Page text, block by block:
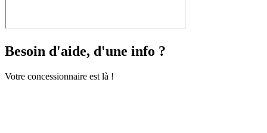
Besoin d'aide, d'une info ?
Votre concessionnaire est là !